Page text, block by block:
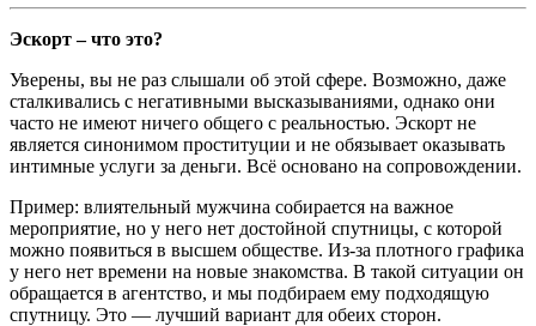
Эскорт – что это?
Уверены, вы не раз слышали об этой сфере. Возможно, даже
сталкивались с негативными высказываниями, однако они
часто не имеют ничего общего с реальностью. Эскорт не
является синонимом проституции и не обязывает оказывать
интимные услуги за деньги. Всё основано на сопровождении.
Пример: влиятельный мужчина собирается на важное
мероприятие, но у него нет достойной спутницы, с которой
можно появиться в высшем обществе. Из-за плотного графика
у него нет времени на новые знакомства. В такой ситуации он
обращается в агентство, и мы подбираем ему подходящую
спутницу. Это — лучший вариант для обеих сторон.